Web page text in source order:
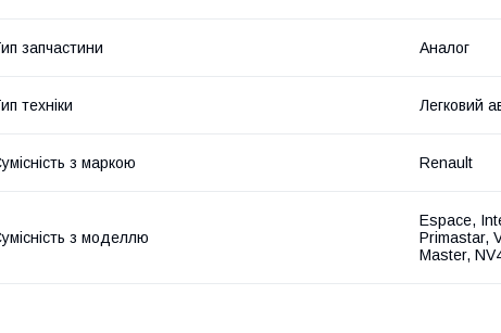
запчастини Аналог
техніки Легковий
з маркою Renault
з моделлю
Espace,
Primastar,
Master,